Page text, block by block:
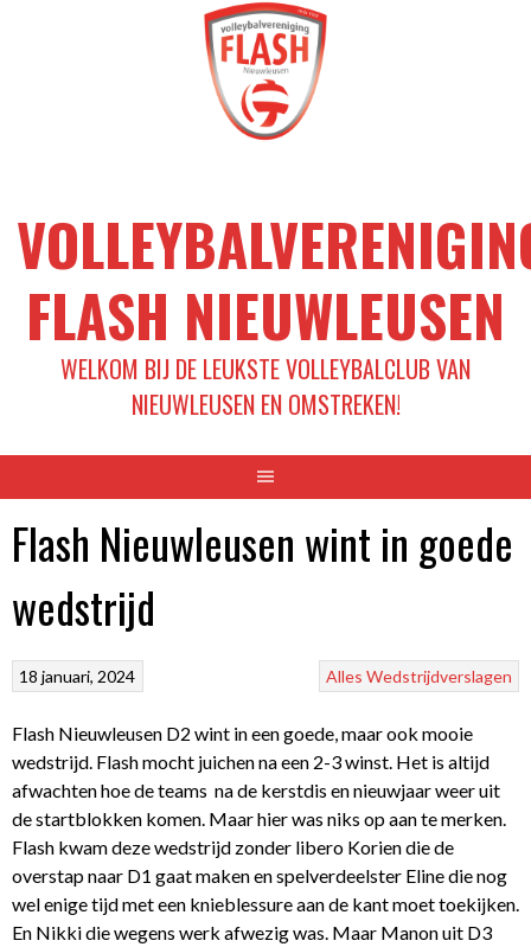
FLASH NIEUWLEUSEN
WELKOM BIJ DE LEUKSTE VOLLEYBALCLUB VAN
NIEUWLEUSEN EN OMSTREKEN!
Flash Nieuwleusen wint in goede
wedstrijd
Alles Wedstrijdverslagen
18 januari, 2024
Flash Nieuwleusen D2 wint in een goede, maar ook mooie
wedstrijd. Flash mocht juichen na een 2-3 winst. Het is altijd
afwachten hoe de teams na de kerstdis en nieuwjaar weer uit
de startblokken komen. Maar hier was niks op aan te merken.
Flash kwam deze wedstrijd zonder libero Korien die de
overstap naar D1 gaat maken en spelverdeelster Eline die nog
wel enige tijd met een knieblessure aan de kant moet toekijken.
En Nikki die wegens werk afwezig was. Maar Manon uit D3